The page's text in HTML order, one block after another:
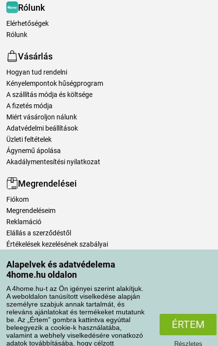
Alapelvek és adatvédelema
4home.hu oldalon
A 4home.hu-t az Ön igényei szerint alakítjuk.
A weboldalon tanúsított viselkedése alapján
személyre szabjuk annak tartalmát, és
releváns ajánlatokat és termékeket mutatunk
be. Az „Értem” gombra kattintva egyúttal
beleegyezik a cookie-k használatába,
valamint a webhely viselkedésére vonatkozó
adatok továbbításába, hogy célzott
ÉRTEM
Részletes
Rólunk
Elérhetőségek
Rólunk
Vásárlás
Hogyan tud rendelni
Kényelempontok hűségprogram
A szállítás módja és költsége
A fizetés módja
Miért vásároljon nálunk
Adatvédelmi beállítások
Üzleti feltételek
Ágynemű ápolása
Akadálymentesítési nyilatkozat
Megrendelései
Fiókom
Megrendeléseim
Reklamáció
Elállás a szerződéstől
Értékelések kezelésének szabályai
Szállítási módok
Fizetési módok